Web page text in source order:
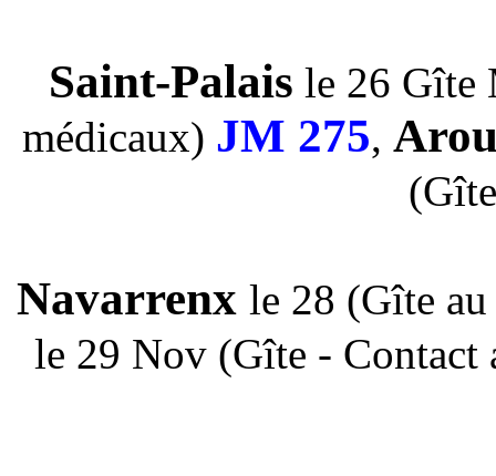
Saint-Palais le 26 Gîte
médicaux) JM 275,
Navarrenx le 28 (Gîte
le 29 Nov (Gîte -